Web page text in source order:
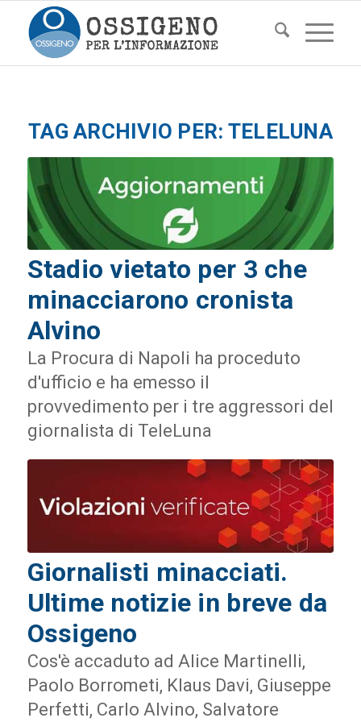
TAG ARCHIVIO PER: TELELUNA
Stadio vietato per 3 che
minacciarono cronista
Alvino
La Procura di Napoli ha proceduto
d'ufficio e ha emesso il
provvedimento per i tre aggressori del
giornalista di TeleLuna
Giornalisti minacciati.
Ultime notizie in breve da
Ossigeno
Cos'è accaduto ad Alice Martinelli,
Paolo Borrometi, Klaus Davi, Giuseppe
Perfetti, Carlo Alvino, Salvatore